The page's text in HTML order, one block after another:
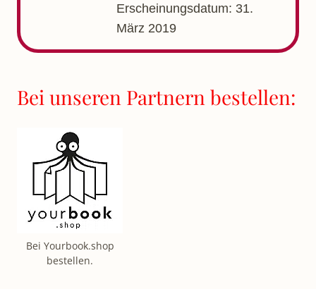
Erscheinungsdatum: 31.
März 2019
Bei unseren Partnern bestellen:
Bei Yourbook.shop
bestellen.